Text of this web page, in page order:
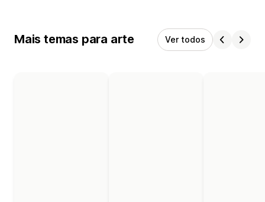
Mais temas para arte Ver todos